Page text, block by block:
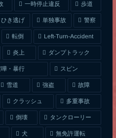
一時停止違反 歩道
ひき逃げ 単独事故 警察
転倒 Left-Turn-Accident
炎上 ダンプトラック
・暴行 スピン
雪道 強盗 故障
クラッシュ 多重事故
倒壊 タンクローリー
犬 無免許運転